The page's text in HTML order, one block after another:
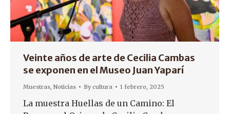
Veinte años de arte de Cecilia Cambas
se exponen en el Museo Juan Yaparí
Muestras, Noticias Bycultura 1 febrero, 2025
La muestra Huellas de un Camino: El